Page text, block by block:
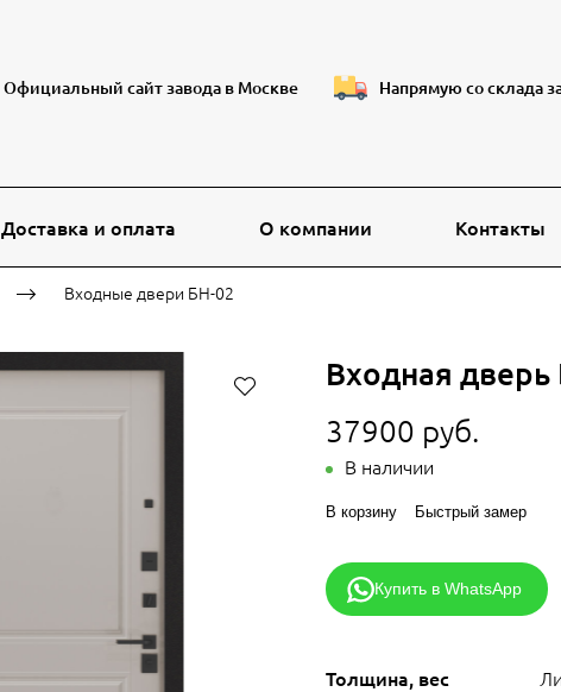
Официальный сайт завода в Москве Напрямую со склада
Доставка и оплата О компании Контакты
Входные двери БН-02
Входная
37900 руб.
В наличии
В корзину Быстрый замер
Купить в WhatsApp
Толщина, вес